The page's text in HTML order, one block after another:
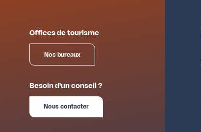
Offices de tourisme
Nos bureaux
Besoin d'un conseil ?
Nous contacter